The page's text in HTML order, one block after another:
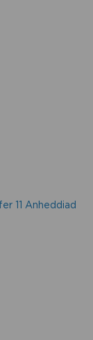
11 Anheddiad